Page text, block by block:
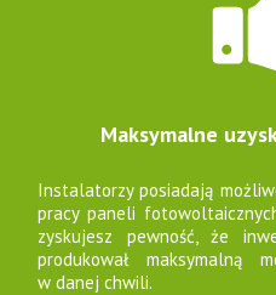
Maksymalne
Instalatorzy posiadają
pracy paneli
zyskujesz pewność, że
produkował maksymalną
w danej chwili.